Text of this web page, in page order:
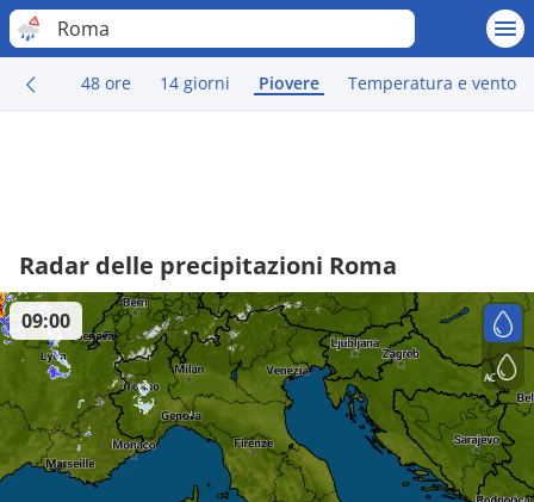
Roma
48 ore 14 giorni Piovere Temperatura e vento
Radar delle precipitazioni Roma
09:00